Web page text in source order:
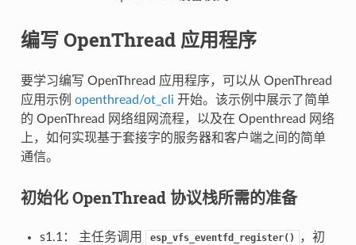
编写 OpenThread 应用程序
要学习编写 OpenThread 应用程序，可以从 OpenThread
应用示例 openthread/ot_cli 开始。该示例中展示了简单
的 OpenThread 网络组网流程，以及在 Openthread 网络
上，如何实现基于套接字的服务器和客户端之间的简单
通信。
初始化 OpenThread 协议栈所需的准备
s1.1： 主任务调用 esp_vfs_eventfd_register()
，初